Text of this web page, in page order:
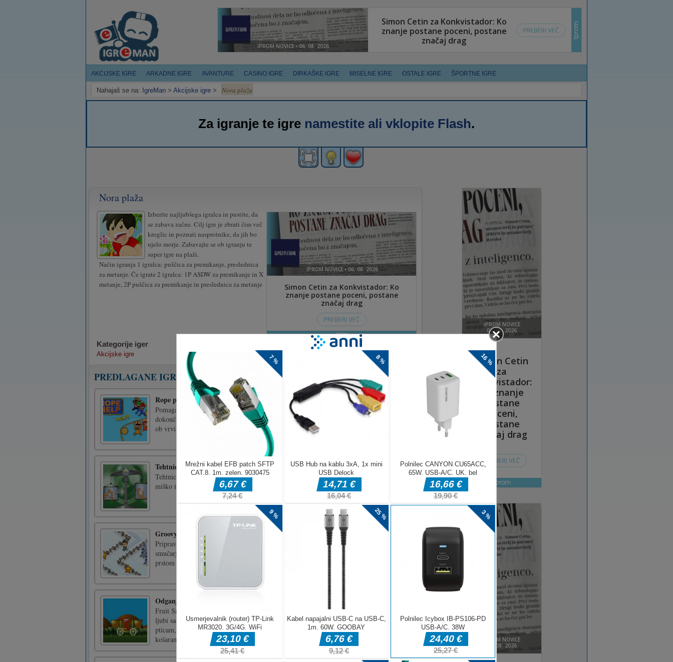
AKCIJSKE IGRE ARKADNE IGRE AVANTURE CASINO IGRE DIRKAŠKE IGRE MISELNE IGRE OSTALE IGRE ŠPORTNE IGRE
Nahajaš se na: IgreMan > Akcijske igre > Nora plaža
Za igranje te igre namestite ali vklopite Flash.
Nora plaža
Izberite najljubšega igralca in pustite, da
se zabava začne. Cilj igre je zbrati čim več
kroglic in poznati nasprotnike, da jih bo
ujelo morje. Zabavajte se ob igranju te
super igre na plaži.
Način igranja 1 igralca: puščica za premikanje, preslednica
za metanje. Če igrate 2 igralca: 1P ASDW za premikanje in X
metanje, 2P puščica za premikanje in preslednica za metanje
Kategorije iger
Akcijske igre
PREDLAGANE IGRE
Rope pomoč
Pomagajte vsem palicam z velikega ognja ob vrvi. Nadzirajte vrv, premagajte ovire,
dokončajte zahtevno in edinstveno uganko.Pomagajte vsem palicam iz velikega ognja
ob vrvi Nadzirajte vrv, da premaga ovire, dokončajte zahtevno in edinstveno uganko
Tehtnica
Tehtnica je logična sestavljanka, ki preizkuša vaše stransko razmišljanje!Povlecite z
miško in preslednico
Groovy Ski
Pripravite se na zadetke v tej kul HTML5 igri! Vse gre za spretnost in čas. Vodite
smučarja skozi ograje in zbirajte bonus začetke na poti. Lahko pridete do dna gore?S
prstom ali miško usmerite smučarja.
Odganjalec sadja
Fruit Snatcher ima ureditev stripa, v katerem bo igralec pomagal Nilmergu, bitju, ki
ljubi sadje, a je preveč leno, da bi ga dobil sam. Nilmerg načrtuje, da bi ukradel sadje
pticam, ki jih nosijo.Igralec nadzoruje kontracepcijo, opremljeno z izstrelkom in dvema
košarama za zbiran [...]